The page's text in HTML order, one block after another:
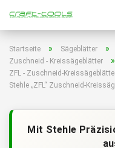
Startseite » Sägeblätter »
Zuschneid - Kreissägeblätter »
ZFL - Zuschneid-
Stehle „ZFL“ Zuschneid-
Mit Stehle